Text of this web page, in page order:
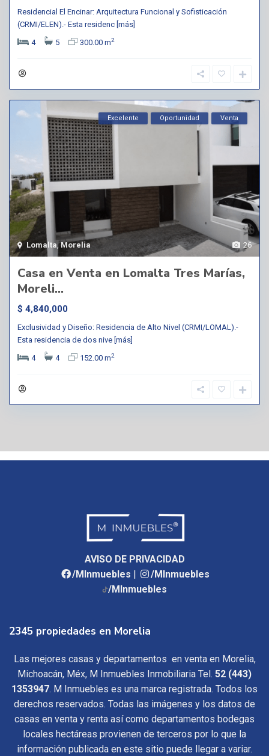
Residencial El Encinar: Arquitectura Funcional y Sofisticación
(CRMI/ELEN).- Esta residenc [más]
4
5 300.00 m2
26
Lomalta ,Morelia
Excelente Oportunidad Venta
Casa en Venta en Lomalta Tres Marías,
Moreli...
$ 4,840,000
Exclusividad y Diseño: Residencia de Alto Nivel (CRMI/LOMAL).-
Esta residencia de dos nive [más]
4
4 152.00 m2
AVISO DE PRIVACIDAD
/MInmuebles |
/MInmuebles
/MInmuebles
2345 propiedades en Morelia
Las mejores casas y departamentos en venta en Morelia,
Michoacán, Méx, M Inmuebles Inmobiliaria Tel. 52 (443)
1353947. M Inmuebles es una marca registrada. Todos los
derechos reservados. Todas las imágenes y los datos de
casas en venta y renta así como departamentos bodegas
locales hectáreas provienen de terceros por lo que la
información publicada en este sitio puede llegar a variar.